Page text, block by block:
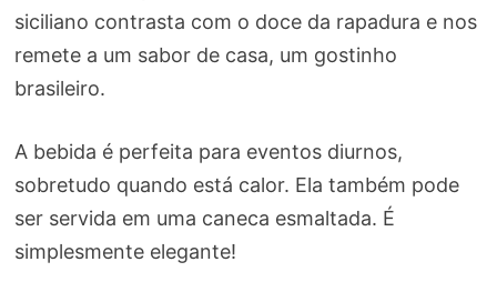
siciliano contrasta com o doce da rapadura e nos
remete a um sabor de casa, um gostinho
brasileiro.
A bebida é perfeita para eventos diurnos,
sobretudo quando está calor. Ela também pode
ser servida em uma caneca esmaltada. É
simplesmente elegante!